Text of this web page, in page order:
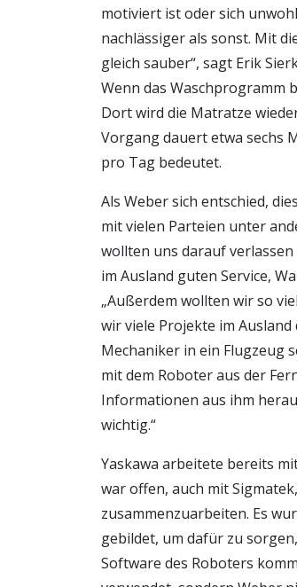
motiviert ist oder sich
nachlässiger als sonst. Mit
gleich sauber“, sagt Erik
Wenn das Waschprogramm
Dort wird die Matratze
Vorgang dauert etwa sechs
pro Tag bedeutet.
Als Weber sich entschied,
mit vielen Parteien unter
wollten uns darauf
im Ausland guten Service,
„Außerdem wollten wir so
wir viele Projekte im
Mechaniker in ein Flugzeug
mit dem Roboter aus der
Informationen aus ihm
wichtig.“
Yaskawa arbeitete bereits
war offen, auch mit
zusammenzuarbeiten. Es
gebildet, um dafür zu
Software des Roboters